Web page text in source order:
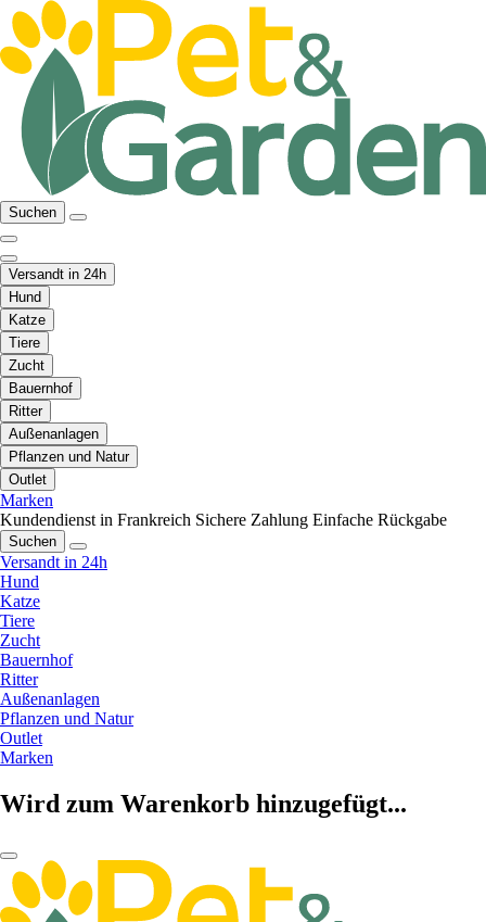
Suchen
Versandt in 24h
Hund
Katze
Tiere
Zucht
Bauernhof
Ritter
Außenanlagen
Pflanzen und Natur
Outlet
Marken
Kundendienst in Frankreich Sichere Zahlung Einfache Rückgabe
Suchen
Versandt in 24h
Hund
Katze
Tiere
Zucht
Bauernhof
Ritter
Außenanlagen
Pflanzen und Natur
Outlet
Marken
Wird zum Warenkorb hinzugefügt...